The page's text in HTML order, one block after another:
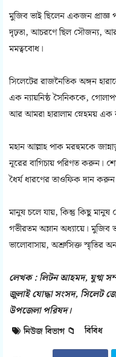
মুজিব ভাই ছিলেন একজন প্রাজ্ঞ
দৃঢ়তা, আচরণে ছিল সৌজন্য,
মমত্ববোধ।
সিলেটের রাজনৈতিক অঙ্গন
এক ন্যায়নিষ্ঠ সৈনিককে,
আর আমরা হারালাম স্নেহময় এক
মহান আল্লাহ পাক মরহুমকে
নূরের বাগিচায় পরিণত করুন।
ধৈর্য ধারণের তাওফিক দান
মানুষ চলে যায়, কিন্তু কিছু মানুষ
গভীরতম অম্লান অধ্যায়ে। মুজিব
ভালোবাসায়, অশ্রুসিক্ত স্মৃতির
লেখক : লিটন আহমদ, যুগ্ম
জুলাই যোদ্ধা সংসদ, সিলেট
উপজেলা পরিষদ।
নিউজ বিভাগ 📁 বিবিধ